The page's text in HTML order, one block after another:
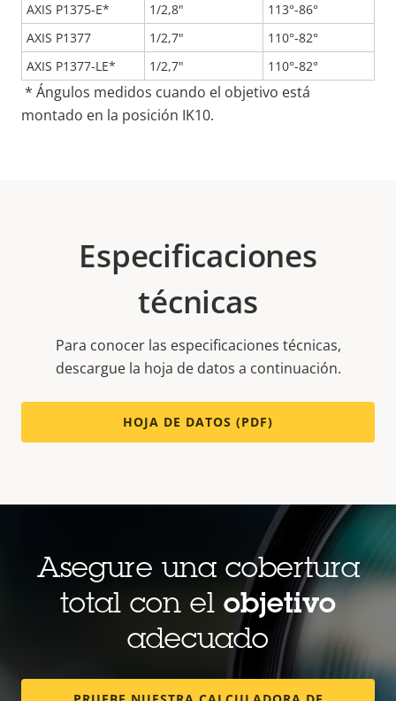
AXIS P1375-E*
1/2,8"
113°-86°
AXIS P1377
1/2,7"
110°-82°
AXIS P1377-LE*
1/2,7" 110°-82°
* Ángulos medidos cuando el objetivo está
montado en la posición IK10.
Especificaciones
técnicas
Para conocer las especificaciones técnicas,
descargue la hoja de datos a continuación.
HOJA DE DATOS (PDF)
Asegure una cobertura
total con el objetivo
adecuado